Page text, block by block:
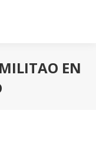
EN